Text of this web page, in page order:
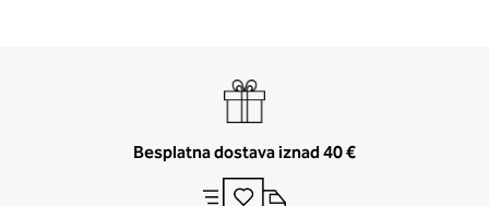
Besplatna dostava iznad 40 €